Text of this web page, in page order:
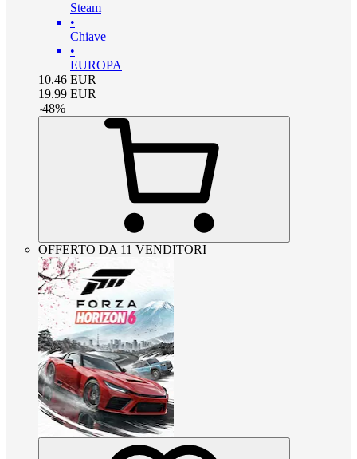
Steam
•
Chiave
•
EUROPA
10.46 EUR
19.99 EUR
-48%
OFFERTO DA 11 VENDITORI